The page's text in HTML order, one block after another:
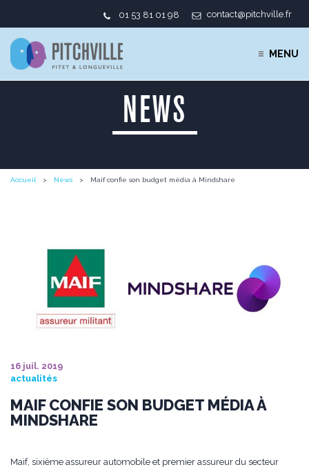
01 53 81 01 98 contact@pitchville.fr
MENU
NEWS
Accueil News Maif confie son budget média à Mindshare
16 juil. 2019
actualités
MAIF CONFIE SON BUDGET MÉDIA À
MINDSHARE
Maif, sixième assureur automobile et premier assureur du secteur